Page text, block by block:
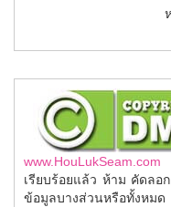
www.HouLukSeam.com
เรียบร้อยแล้ว ห้าม คัดล
ข้อมูลบางส่วนหรือทั้งหมด